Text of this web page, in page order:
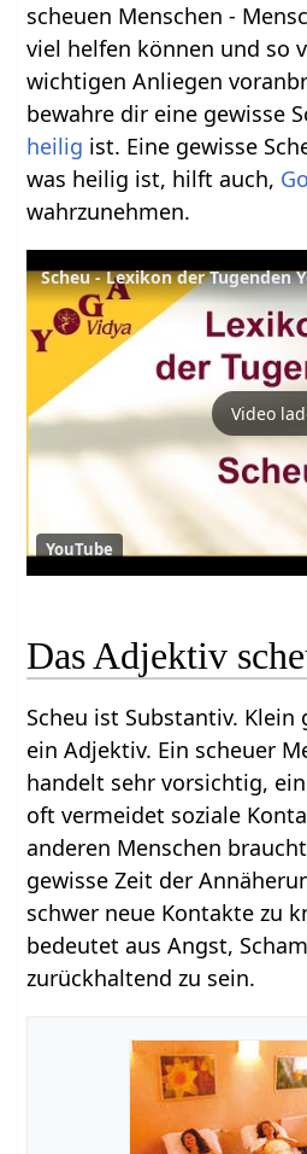
scheuen Menschen -
viel helfen können und so
wichtigen Anliegen
bewahre dir eine gewisse
heilig ist. Eine gewisse
was heilig ist, hilft auch,
wahrzunehmen.
Scheu - Lexikon der Tugenden
Video
YouTube
Das Adjektiv
Scheu ist Substantiv. Klein
ein Adjektiv. Ein scheuer
handelt sehr vorsichtig,
oft vermeidet soziale
anderen Menschen
gewisse Zeit der
schwer neue Kontakte zu
bedeutet aus Angst,
zurückhaltend zu sein.